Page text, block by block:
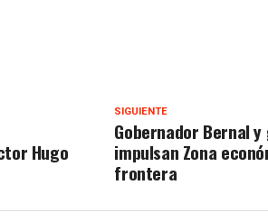
SIGUIENTE
Gobernador Bernal
impulsan Zona
frontera
Hugo